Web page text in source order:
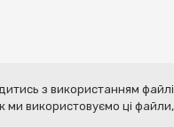
cookies policy .
з використанням
ми використовуємо ці